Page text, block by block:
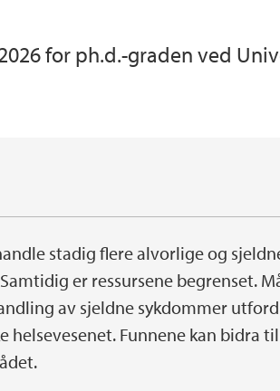
for ph.d.-graden ved
stadig flere alvorlige og
er ressursene begrenset.
av sjeldne sykdommer
Funnene kan bidra